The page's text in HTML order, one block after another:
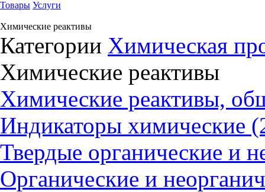
Товары Услуги
Химические реактивы
Категории Химическая
Химические реактивы
Химические реактивы,
Индикаторы химические
Твердые органические и
Органические и